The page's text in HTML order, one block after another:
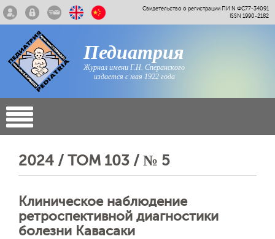
Свидетельство о регистрации ПИ N ФС77-34091
ISSN 1990-2182
Педиатрия
Журнал имени Г.Н. Сперанского
издается с мая 1922 года
2024 / ТОМ 103 / № 5
Клиническое наблюдение
ретроспективной диагностики
болезни Кавасаки